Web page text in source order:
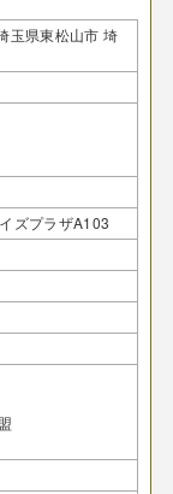
玉県東松山市 埼
ズプラザA103